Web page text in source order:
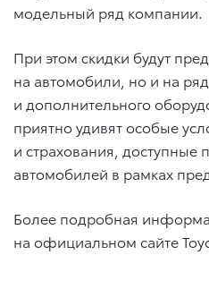
модельный ряд компании.
При этом скидки будут
на автомобили, но и на ряд
и дополнительного
приятно удивят особые
и страхования, доступные
автомобилей в рамках
Более подробная
на официальном сайте